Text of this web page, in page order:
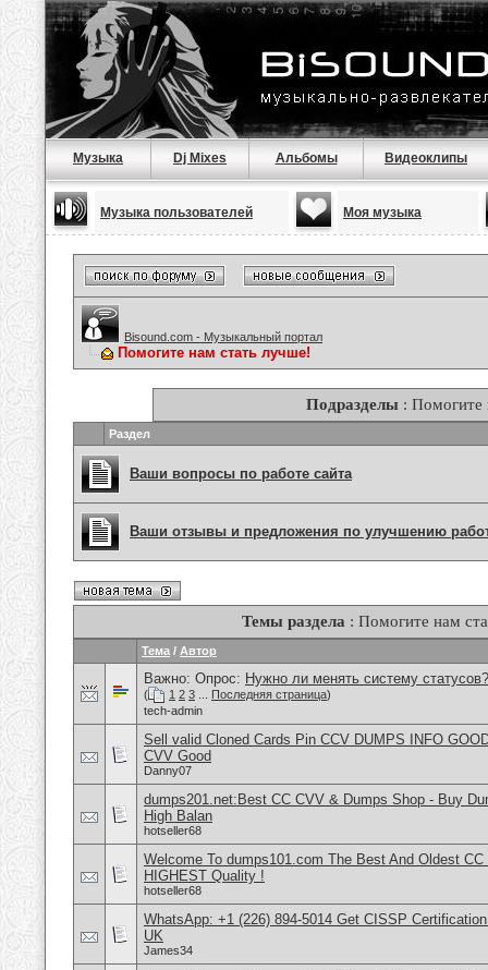
Музыка Dj Mixes Альбомы Видеоклипы
Музыка пользователей Моя музыка
Bisound.com - Музыкальный портал
Помогите нам стать лучше!
Подразделы : Помогите
Раздел
Ваши вопросы по работе сайта
Ваши отзывы и предложения по улучшению
Темы раздела : Помогите нам
Тема / Автор
Важно: Опрос: Нужно ли менять систему статусов?
( 1 2 3 Последняя страница)
tech-admin
Sell valid Cloned Cards Pin CCV DUMPS INFO
CVV Good
Danny07
dumps201.net:Best CC CVV & Dumps Shop - Buy
High Balan
hotseller68
Welcome To dumps101.com The Best And Oldest
HIGHEST Quality !
hotseller68
WhatsApp: +1 (226) 894-5014​ Get CISSP
UK
James34